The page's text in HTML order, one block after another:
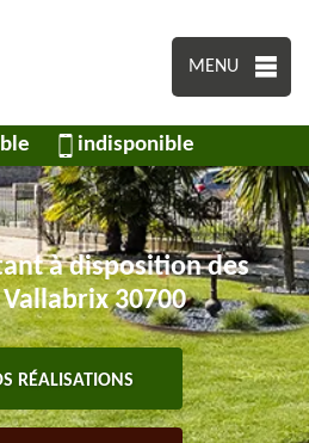
MENU
indisponible
à disposition des
30700
RÉALISATIONS